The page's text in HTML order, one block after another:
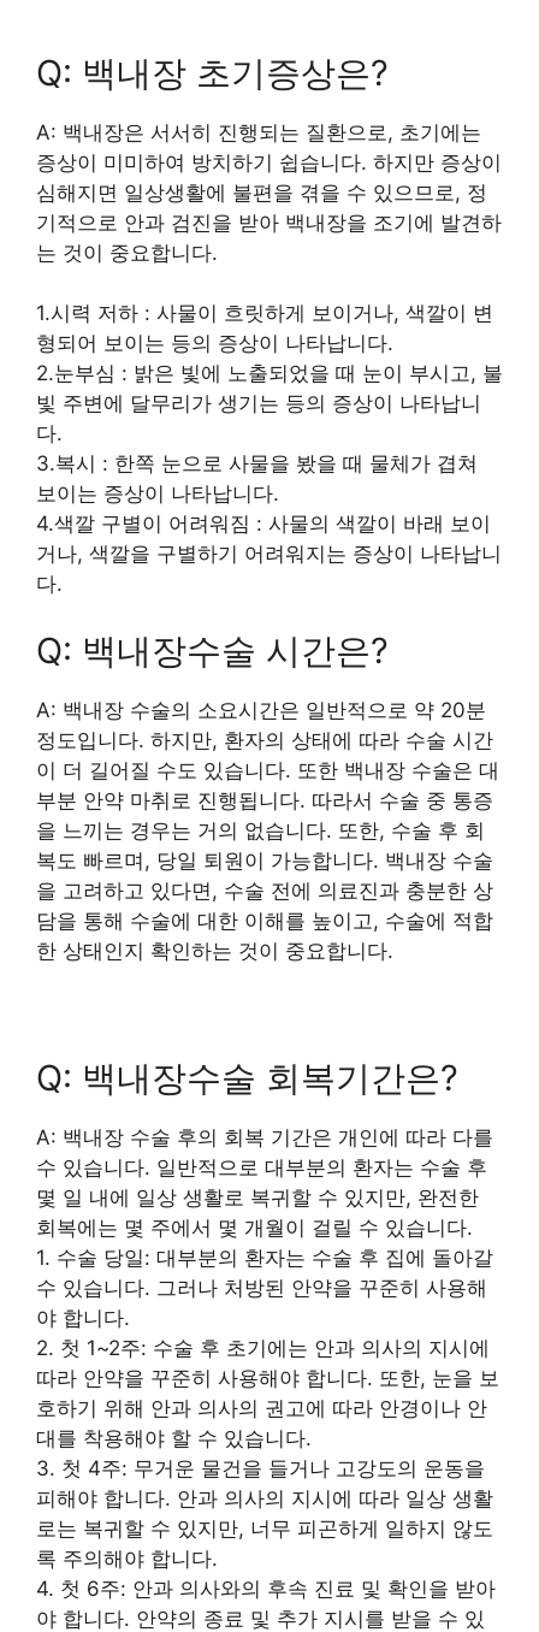
Q: 백내장 초기증상은?
A: 백내장은 서서히 진행되는 질환으로, 초기에는
증상이 미미하여 방치하기 쉽습니다. 하지만 증상이
심해지면 일상생활에 불편을 겪을 수 있으므로, 정
기적으로 안과 검진을 받아 백내장을 조기에 발견하
는 것이 중요합니다.
1.시력 저하 : 사물이 흐릿하게 보이거나, 색깔이 변
형되어 보이는 등의 증상이 나타납니다.
2.눈부심 : 밝은 빛에 노출되었을 때 눈이 부시고, 불
빛 주변에 달무리가 생기는 등의 증상이 나타납니
다.
3.복시 : 한쪽 눈으로 사물을 봤을 때 물체가 겹쳐
보이는 증상이 나타납니다.
4.색깔 구별이 어려워짐 : 사물의 색깔이 바래 보이
거나, 색깔을 구별하기 어려워지는 증상이 나타납니
다.
Q: 백내장수술 시간은?
A: 백내장 수술의 소요시간은 일반적으로 약 20분
정도입니다. 하지만, 환자의 상태에 따라 수술 시간
이 더 길어질 수도 있습니다. 또한 백내장 수술은 대
부분 안약 마취로 진행됩니다. 따라서 수술 중 통증
을 느끼는 경우는 거의 없습니다. 또한, 수술 후 회
복도 빠르며, 당일 퇴원이 가능합니다. 백내장 수술
을 고려하고 있다면, 수술 전에 의료진과 충분한 상
담을 통해 수술에 대한 이해를 높이고, 수술에 적합
한 상태인지 확인하는 것이 중요합니다.
Q: 백내장수술 회복기간은?
A: 백내장 수술 후의 회복 기간은 개인에 따라 다를
수 있습니다. 일반적으로 대부분의 환자는 수술 후
몇 일 내에 일상 생활로 복귀할 수 있지만, 완전한
회복에는 몇 주에서 몇 개월이 걸릴 수 있습니다.
1. 수술 당일: 대부분의 환자는 수술 후 집에 돌아갈
수 있습니다. 그러나 처방된 안약을 꾸준히 사용해
야 합니다.
2. 첫 1~2주: 수술 후 초기에는 안과 의사의 지시에
따라 안약을 꾸준히 사용해야 합니다. 또한, 눈을 보
호하기 위해 안과 의사의 권고에 따라 안경이나 안
대를 착용해야 할 수 있습니다.
3. 첫 4주: 무거운 물건을 들거나 고강도의 운동을
피해야 합니다. 안과 의사의 지시에 따라 일상 생활
로는 복귀할 수 있지만, 너무 피곤하게 일하지 않도
록 주의해야 합니다.
4. 첫 6주: 안과 의사와의 후속 진료 및 확인을 받아
야 합니다. 안약의 종료 및 추가 지시를 받을 수 있